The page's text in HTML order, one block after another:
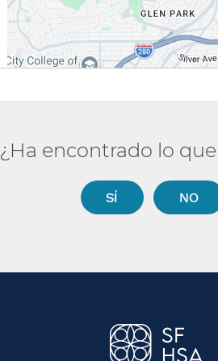
¿Ha encontrado lo
SÍ​​ NO​​